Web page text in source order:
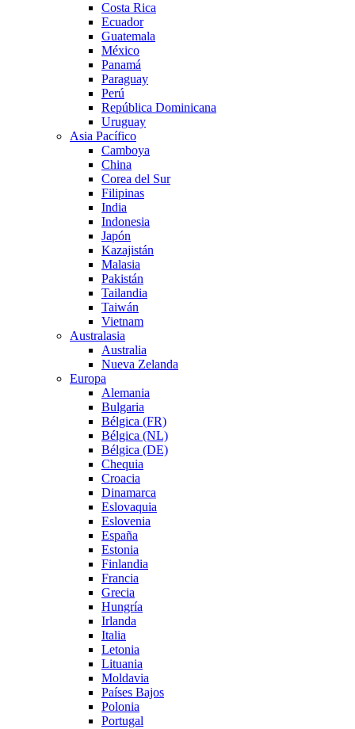
Costa Rica
Ecuador
Guatemala
México
Panamá
Paraguay
Perú
República Dominicana
Uruguay
Asia Pacífico
Camboya
China
Corea del Sur
Filipinas
India
Indonesia
Japón
Kazajistán
Malasia
Pakistán
Tailandia
Taiwán
Vietnam
Australasia
Australia
Nueva Zelanda
Europa
Alemania
Bulgaria
Bélgica (FR)
Bélgica (NL)
Bélgica (DE)
Chequia
Croacia
Dinamarca
Eslovaquia
Eslovenia
España
Estonia
Finlandia
Francia
Grecia
Hungría
Irlanda
Italia
Letonia
Lituania
Moldavia
Países Bajos
Polonia
Portugal